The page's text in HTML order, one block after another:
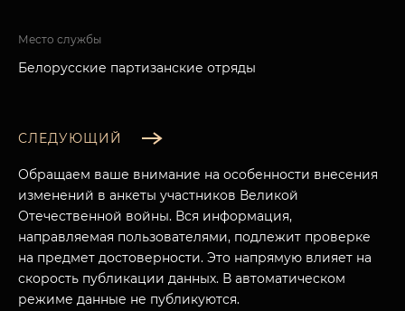
Место службы
Белорусские партизанские отряды
СЛЕДУЮЩИЙ
Обращаем ваше внимание на особенности внесения
изменений в анкеты участников Великой
Отечественной войны. Вся информация,
направляемая пользователями, подлежит проверке
на предмет достоверности. Это напрямую влияет на
скорость публикации данных. В автоматическом
режиме данные не публикуются.